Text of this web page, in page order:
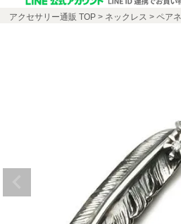
アクセサリー通販 TOP ネックレス ペア